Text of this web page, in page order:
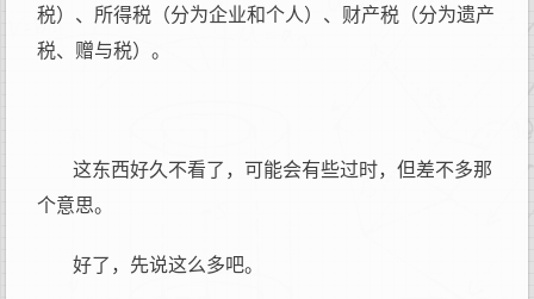
税）、所得税（分为企业和个人）、财产税（分为遗产
税、赠与税）。
这东西好久不看了，可能会有些过时，但差不多那
个意思。
好了，先说这么多吧。